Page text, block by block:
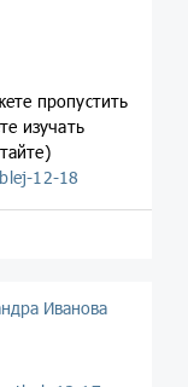
пропустить
изучать
12-18
Иванова